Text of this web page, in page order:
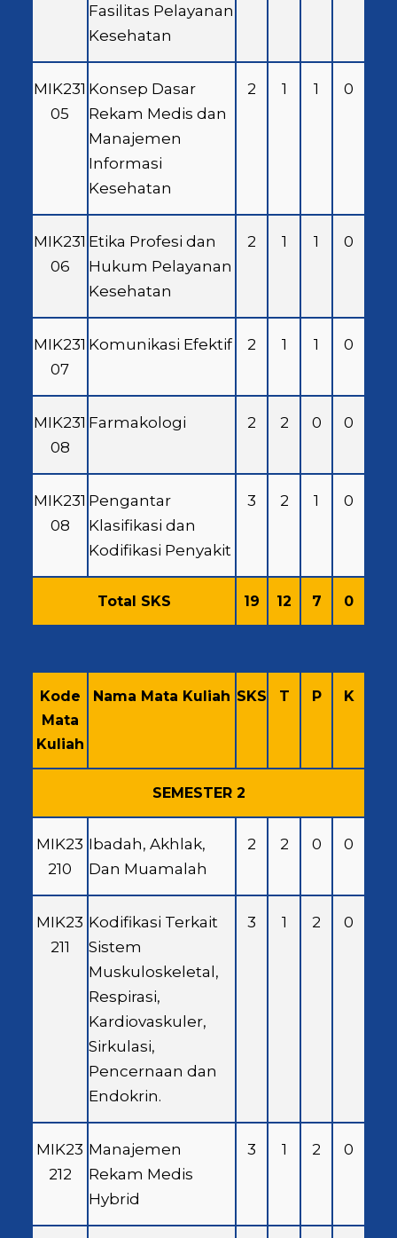
Fasilitas Pelayanan
Kesehatan
MIK231
05
Konsep Dasar
Rekam Medis dan
Manajemen
Informasi
Kesehatan
2 1 1 0
MIK231
06
Etika Profesi dan
Hukum Pelayanan
Kesehatan
2 1 1 0
MIK231
07
Komunikasi Efektif 2 1 1 0
MIK231
08
Farmakologi 2 2 0 0
MIK231
08
Pengantar
Klasifikasi dan
Kodifikasi Penyakit
3 2 1 0
Total SKS 19 12 7 0
Kode
Mata
Kuliah
Nama Mata Kuliah SKS T P K
SEMESTER 2
MIK23
210
Ibadah, Akhlak,
Dan Muamalah
2 2 0 0
MIK23
211
Kodifikasi Terkait
Sistem
Muskuloskeletal,
Respirasi,
Kardiovaskuler,
Sirkulasi,
Pencernaan dan
Endokrin.
3 1 2 0
MIK23
212
Manajemen
Rekam Medis
Hybrid
3 1 2 0